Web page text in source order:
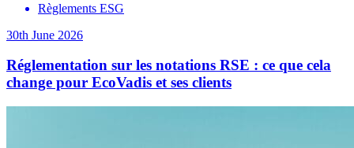
Règlements ESG
30th June 2026
Réglementation sur les notations RSE : ce que cela
change pour EcoVadis et ses clients